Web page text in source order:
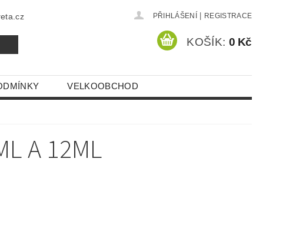
PŘIHLÁŠENÍ REGISTRACE
KOŠÍK: 0 Kč
VELKOOBCHOD
A 12ML